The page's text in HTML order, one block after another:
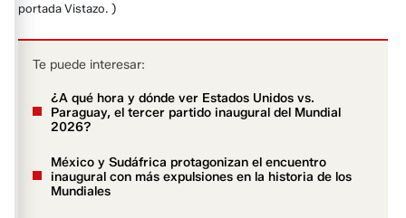
portada Vistazo. )
Te puede interesar:
¿A qué hora y dónde ver Estados Unidos vs.
Paraguay, el tercer partido inaugural del Mundial
2026?
México y Sudáfrica protagonizan el encuentro
inaugural con más expulsiones en la historia de los
Mundiales